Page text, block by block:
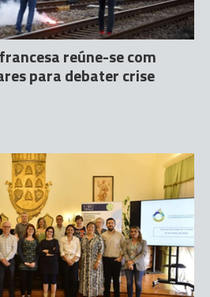
reúne-se com
para debater crise